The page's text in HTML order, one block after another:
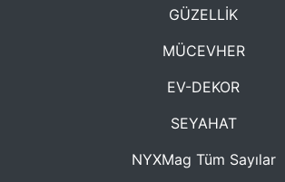
GÜZELLİK
MÜCEVHER
EV-DEKOR
SEYAHAT
NYXMag Tüm Sayılar